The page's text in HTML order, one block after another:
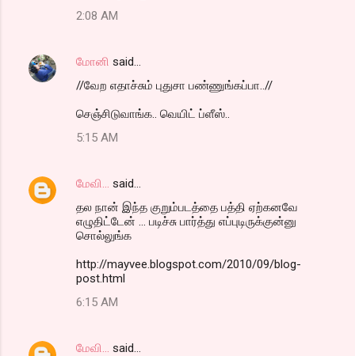
2:08 AM
மோனி said…
//வேற எதாச்சும் புதுசா பண்ணுங்கப்பா..//
செஞ்சிடுவாங்க.. வெயிட் ப்ளீஸ்..
5:15 AM
மேவி...
said…
தல நான் இந்த குறும்படத்தை பத்தி ஏற்கனவே
எழுதிட்டேன் ... படிச்சு பார்த்து எப்புடிருக்குன்னு
சொல்லுங்க
http://mayvee.blogspot.com/2010/09/blog-
post.html
6:15 AM
மேவி...
said…